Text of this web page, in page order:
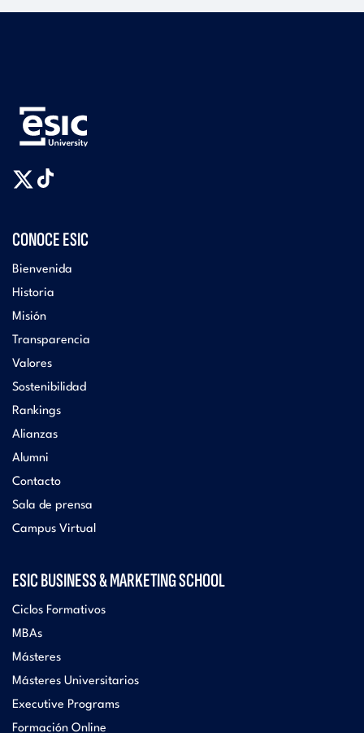
CONOCE ESIC
Bienvenida
Historia
Misión
Transparencia
Valores
Sostenibilidad
Rankings
Alianzas
Alumni
Contacto
Sala de prensa
Campus Virtual
ESIC BUSINESS & MARKETING SCHOOL
Ciclos Formativos
MBAs
Másteres
Másteres Universitarios
Executive Programs
Formación Online